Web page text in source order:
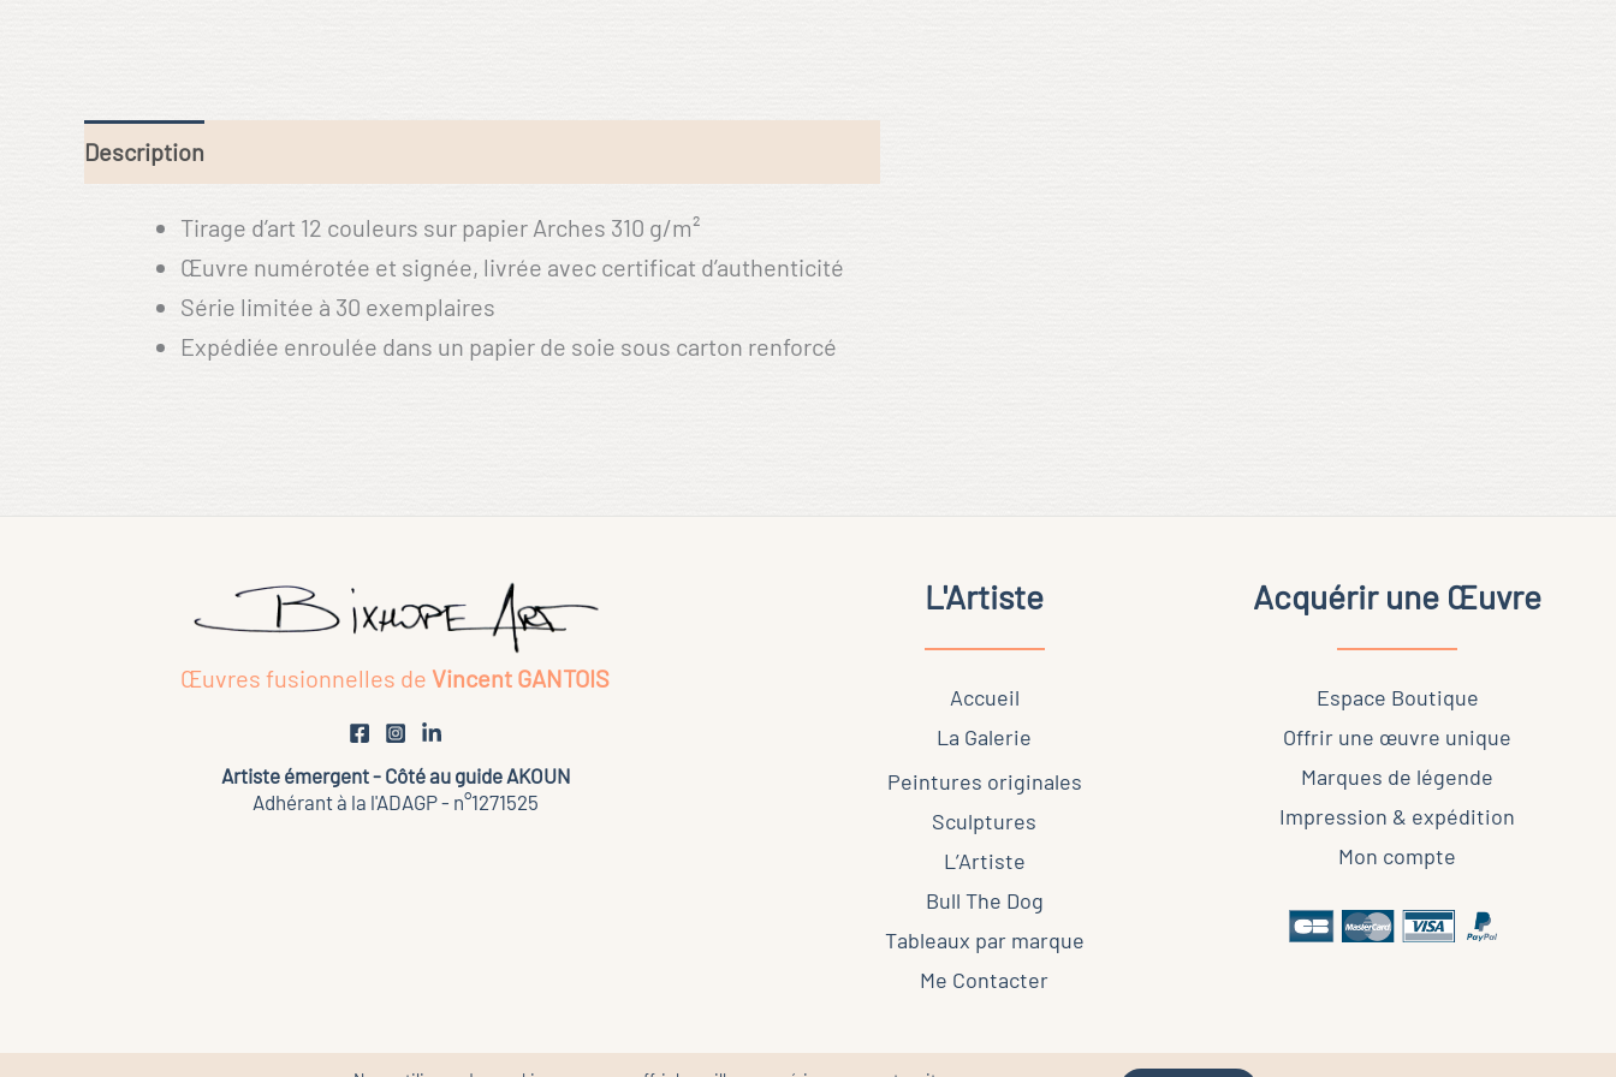
Description
Tirage d’art 12 couleurs sur papier Arches 310 g/m²
Œuvre numérotée et signée, livrée avec certificat d’authenticité
Série limitée à 30 exemplaires
Expédiée enroulée dans un papier de soie sous carton renforcé
Œuvres fusionnelles de Vincent GANTOIS
Artiste émergent - Côté au guide AKOUN
Adhérant à la l'ADAGP - n°1271525
L'Artiste
Accueil
La Galerie
Peintures originales
Sculptures
L’Artiste
Bull The Dog
Tableaux par marque
Me Contacter
Acquérir une Œuvre
Espace Boutique
Offrir une œuvre unique
Marques de légende
Impression & expédition
Mon compte